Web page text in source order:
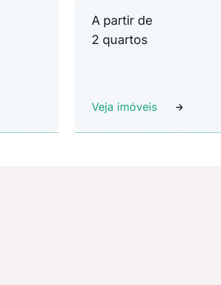
A partir de
2 quartos
Veja imóveis